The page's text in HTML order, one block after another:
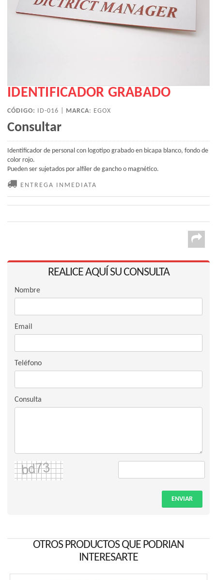
IDENTIFICADOR GRABADO
CÓDIGO: ID-016 | MARCA: EGOX
Consultar
Identificador de personal con logotipo grabado en bicapa blanco, fondo de
color rojo.
Pueden ser sujetados por alfiler de gancho o magnético.
ENTREGA INMEDIATA
REALICE AQUÍ SU CONSULTA
Nombre
Email
Teléfono
Consulta
ENVIAR
OTROS PRODUCTOS QUE PODRIAN
INTERESARTE